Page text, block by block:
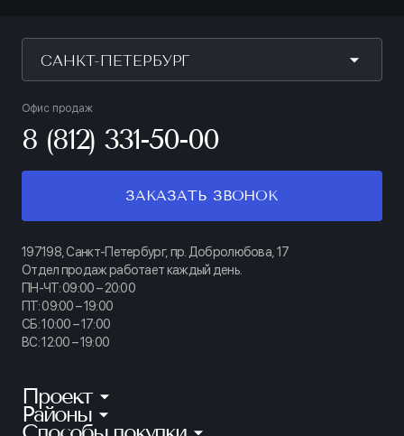
САНКТ-ПЕТЕРБУРГ
Офис продаж
8 (812) 331-50-00
ЗАКАЗАТЬ ЗВОНОК
197198, Санкт-Петербург, пр. Добролюбова, 17
Отдел продаж работает каждый день.
ПН-ЧТ: 09:00 – 20:00
ПТ: 09:00 – 19:00
СБ: 10:00 – 17:00
ВС: 12:00 – 19:00
Проект
КИНОПАРК
Районы
Калининский